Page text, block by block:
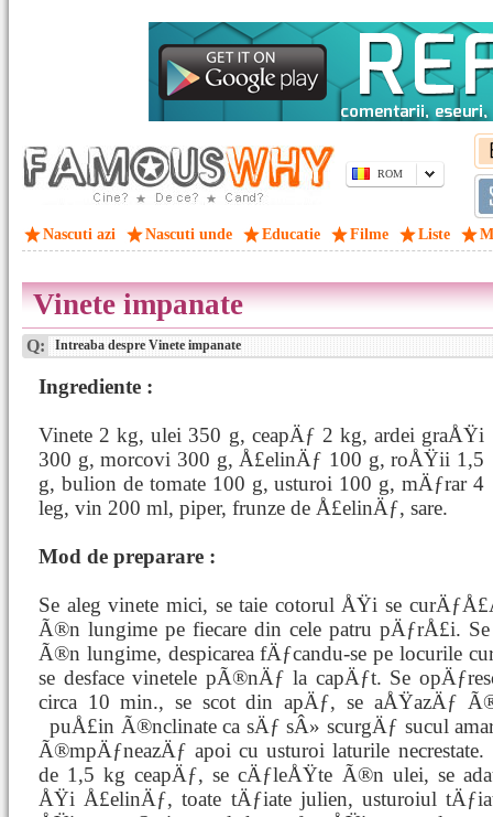
ROM
Nascuti azi Nascuti unde Educatie Filme Liste
Vinete impanate
Q: Intreaba despre Vinete impanate
Ingrediente :
Vinete 2 kg, ulei 350 g, ceapÄƒ 2 kg, ardei graÅŸi
300 g, morcovi 300 g, Å£elinÄƒ 100 g, roÅŸii 1,5
g, bulion de tomate 100 g, usturoi 100 g, mÄƒrar 4
leg, vin 200 ml, piper, frunze de Å£elinÄƒ, sare.
Mod de preparare :
Se aleg vinete mici, se taie cotorul ÅŸi se
Ã®n lungime pe fiecare din cele patru pÄƒrÅ£i.
Ã®n lungime, despicarea fÄƒcandu-se pe locurile
se desface vinetele pÃ®nÄƒ la capÄƒt. Se
circa 10 min., se scot din apÄƒ, se aÅŸazÄƒ
puÅ£in Ã®nclinate ca sÄƒ sÂ» scurgÄƒ sucul
Ã®mpÄƒneazÄƒ apoi cu usturoi laturile
de 1,5 kg ceapÄƒ, se cÄƒleÅŸte Ã®n ulei, se
ÅŸi Å£elinÄƒ, toate tÄƒiate julien, usturoiul